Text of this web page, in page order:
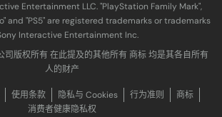
Entertainment LLC. "PlayStation Family Mark",
and "PS5" are registered trademarks or trademarks
Interactive Entertainment Inc.
版权所有 在此提及的其他所有 商标 均是其各自所有
人的财产
使用条款 隐私与 Cookies 行为准则
商标
消费者健康隐私权